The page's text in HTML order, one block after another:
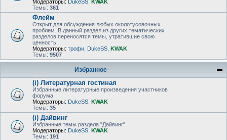
Модераторы: DukeSS KWAK
Темы: 361
Флейм
Открыт для обсуждения любых околотусовочных
проблем. В данный раздел из других тематических
разделов переносятся темы, утратившие свою
ценность.
Модераторы: трофи DukeSS KWAK
Темы: 9507
Избранное
(i) Литературная гостиная
Избранные литературные произведения участников
форума
Модераторы: DukeSS KWAK
Темы: 35
(i) Дайвинг
Избранные темы раздела "Дайвинг".
Модераторы: DukeSS KWAK
Темы: 191